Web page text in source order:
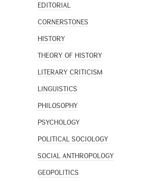
EDITORIAL
CORNERSTONES
HISTORY
THEORY OF HISTORY
LITERARY CRITICISM
LINGUISTICS
PHILOSOPHY
PSYCHOLOGY
POLITICAL SOCIOLOGY
SOCIAL ANTHROPOLOGY
GEOPOLITICS